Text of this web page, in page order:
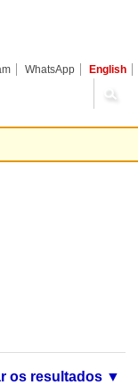
WhatsApp English
os resultados